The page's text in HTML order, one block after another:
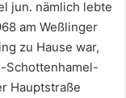
jun. nämlich lebte
am Weßlinger
zu Hause war,
Schottenhamel-
Hauptstraße